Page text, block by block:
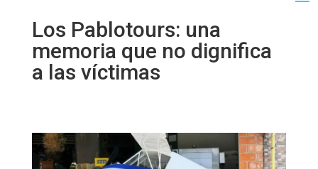
Los Pablotours: una
memoria que no dignifica
a las víctimas